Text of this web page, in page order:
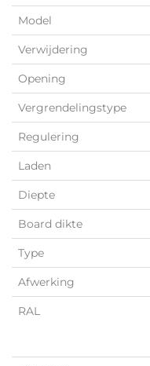
Model
Verwijdering
Opening
Vergrendelingstype
Regulering
Laden
Diepte
Board dikte
Type
Afwerking
RAL